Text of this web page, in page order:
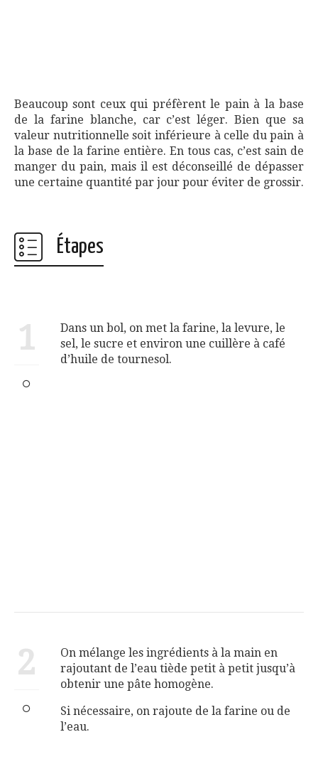
Beaucoup sont ceux qui préfèrent le pain à la base
de la farine blanche, car c’est léger. Bien que sa
valeur nutritionnelle soit inférieure à celle du pain à
la base de la farine entière. En tous cas, c’est sain de
manger du pain, mais il est déconseillé de dépasser
une certaine quantité par jour pour éviter de grossir.
Étapes
1
Dans un bol, on met la farine, la levure, le
sel, le sucre et environ une cuillère à café
d’huile de tournesol.
2
On mélange les ingrédients à la main en
rajoutant de l’eau tiède petit à petit jusqu’à
obtenir une pâte homogène.
Si nécessaire, on rajoute de la farine ou de
l’eau.